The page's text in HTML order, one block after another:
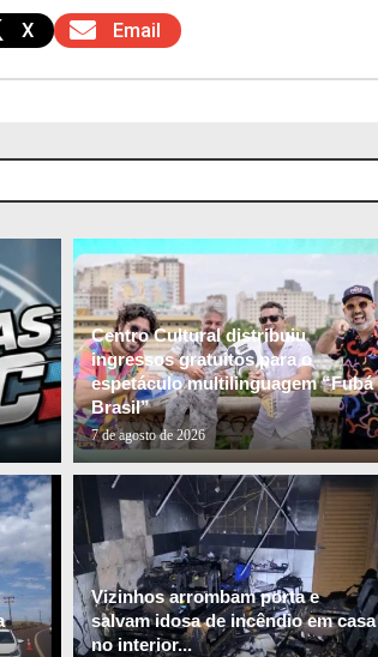
X Email
Centro Cultural distribuiu
ingressos gratuitos para o
espetáculo multilinguagem “Fubá
Brasil”
7 de agosto de 2026
Vizinhos arrombam porta e
salvam idosa de incêndio em casa
no interior...